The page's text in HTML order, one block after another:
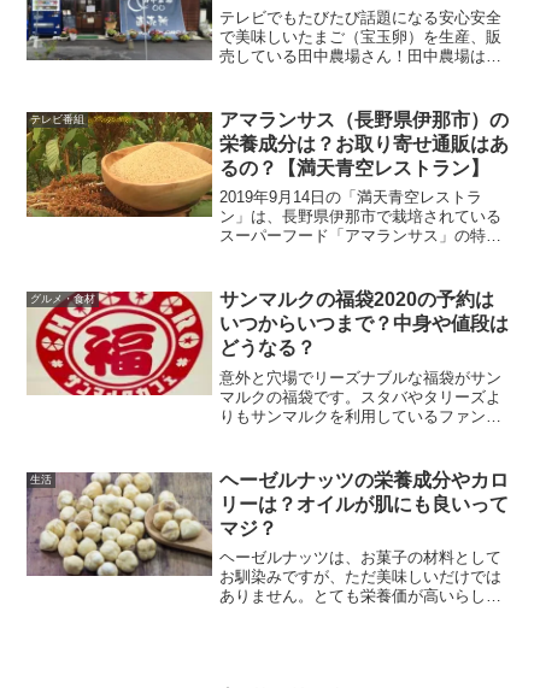
テレビでもたびたび話題になる安心安全
で美味しいたまご（宝玉卵）を生産、販
売している田中農場さん！田中農場は、
っていたので田中農場の場所について詳
しく調べてみました。深谷...
テレビ番組
アマランサス（長野県伊那市）の
栄養成分は？お取り寄せ通販はあ
るの？【満天青空レストラン】
2019年9月14日の「満天青空レストラ
ン」は、長野県伊那市で栽培されている
スーパーフード「アマランサス」の特集
いですがその栄養成分はすばらしいとい
うことで、世界保健機...
グルメ・食材
サンマルクの福袋2020の予約は
いつからいつまで？中身や値段は
どうなる？
意外と穴場でリーズナブルな福袋がサン
マルクの福袋です。スタバやタリーズよ
りもサンマルクを利用しているファンに
みました！・サンマルクの福袋2020の予
約はいつからいつ...
生活
ヘーゼルナッツの栄養成分やカロ
リーは？オイルが肌にも良いって
マジ？
ヘーゼルナッツは、お菓子の材料として
お馴染みですが、ただ美味しいだけでは
ありません。とても栄養価が高いらし